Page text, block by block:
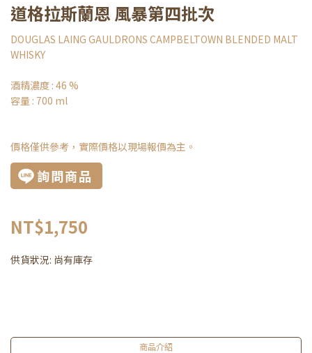
道格拉斯蘭恩 風暴第四批次
DOUGLAS LAING GAULDRONS CAMPBELTOWN BLENDED MALT
WHISKY
酒精濃度 : 46 %
容量 : 700 ml
價格僅供參考，實際價格以現場報價為主。
詢問商品
NT$1,750
供貨狀況: 尚有庫存
商品介紹